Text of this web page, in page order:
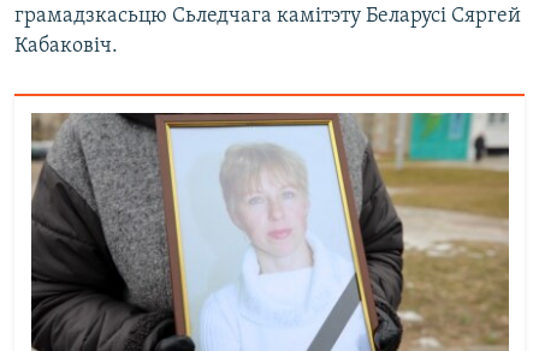
грамадзкасьцю Сьледчага камітэту Беларусі Сяргей
Кабаковіч.